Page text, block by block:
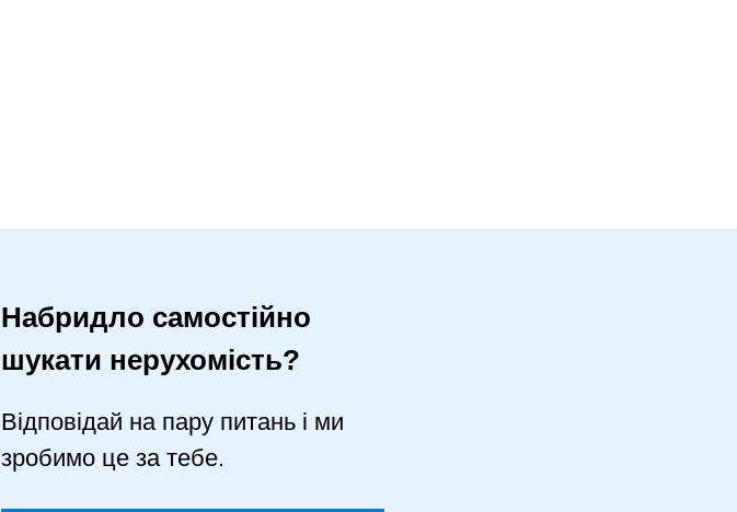
Набридло самостійно
шукати нерухомість?
Відповідай на пару питань і ми
зробимо це за тебе.